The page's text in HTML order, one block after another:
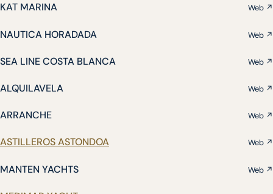
KAT MARINA Web ↗
NAUTICA HORADADA Web ↗
SEA LINE COSTA BLANCA Web ↗
ALQUILAVELA Web ↗
ARRANCHE Web ↗
ASTILLEROS ASTONDOA Web ↗
MANTEN YACHTS Web ↗